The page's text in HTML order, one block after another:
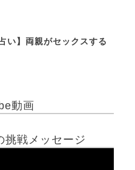
占い】両親がセックスする
動画
挑戦メッセージ